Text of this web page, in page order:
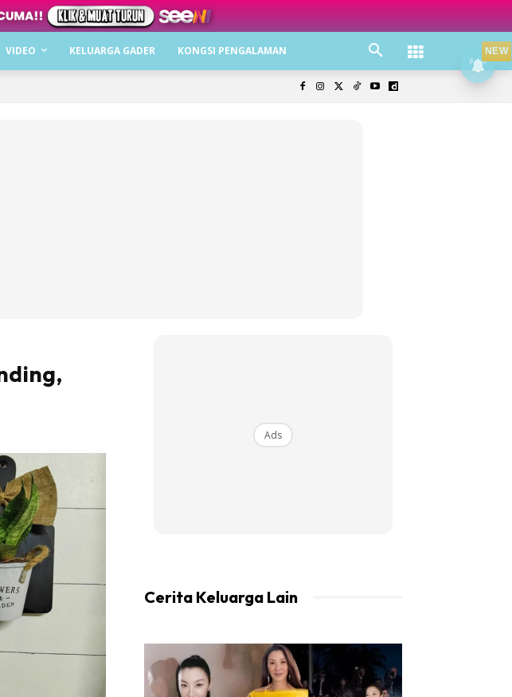
VIDEO KELUARGA GADER KONGSI PENGALAMAN
Ads
Cerita Keluarga Lain
NEW